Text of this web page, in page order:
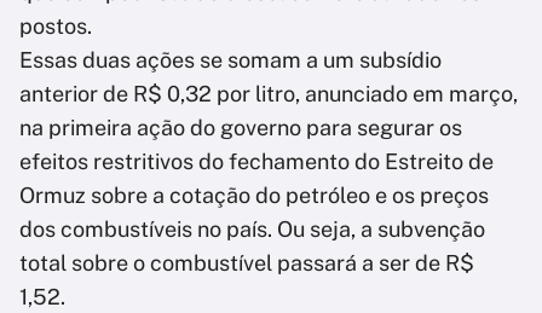
postos.
Essas duas ações se somam a um subsídio
anterior de R$ 0,32 por litro, anunciado em março,
na primeira ação do governo para segurar os
efeitos restritivos do fechamento do Estreito de
Ormuz sobre a cotação do petróleo e os preços
dos combustíveis no país. Ou seja, a subvenção
total sobre o combustível passará a ser de R$
1,52.